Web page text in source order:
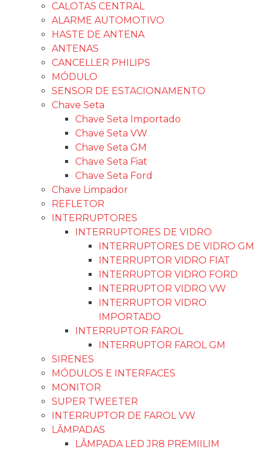
CALOTAS CENTRAL
ALARME AUTOMOTIVO
HASTE DE ANTENA
ANTENAS
CANCELLER PHILIPS
MÓDULO
SENSOR DE ESTACIONAMENTO
Chave Seta
Chave Seta Importado
Chave Seta VW
Chave Seta GM
Chave Seta Fiat
Chave Seta Ford
Chave Limpador
REFLETOR
INTERRUPTORES
INTERRUPTORES DE VIDRO
INTERRUPTORES DE VIDRO GM
INTERRUPTOR VIDRO FIAT
INTERRUPTOR VIDRO FORD
INTERRUPTOR VIDRO VW
INTERRUPTOR VIDRO
IMPORTADO
INTERRUPTOR FAROL
INTERRUPTOR FAROL GM
SIRENES
MÓDULOS E INTERFACES
MONITOR
SUPER TWEETER
INTERRUPTOR DE FAROL VW
LÂMPADAS
LÂMPADA LED JR8 PREMIILIM